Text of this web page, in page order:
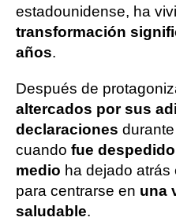
estadounidense, ha
transformación
años.
Después de
altercados por sus
declaraciones
cuando fue
medio ha dejado atrás
para centrarse en una
saludable.